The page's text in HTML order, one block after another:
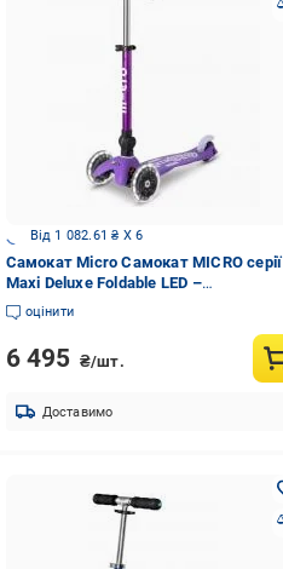
Від 1 082.61 ₴ X 6
Самокат Micro Самокат MICRO серії
Maxi Deluxe Foldable LED –
ФІОЛЕТОВИЙ складний, до 50 kg,
триколісний, сві
оцінити
6 495 ₴/шт.
Доставимо